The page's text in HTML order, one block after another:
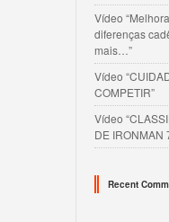
Vídeo
diferenças
mais…”
Vídeo
COMPETIR”
Vídeo
DE IRONMAN
Recent